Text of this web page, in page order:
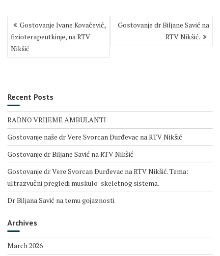
Post
navigation
Gostovanje Ivane Kovačević,
fizioterapeutkinje, na RTV
Nikšić
Gostovanje dr Biljane Savić na
RTV Nikšić.
Recent Posts
RADNO VRIJEME AMBULANTI
Gostovanje naše dr Vere Svorcan Ðurđevac na RTV Nikšić
Gostovanje dr Biljane Savić na RTV Nikšić
Gostovanje dr Vere Svorcan Ðurđevac na RTV Nikšić. Tema:
ultrazvučni pregledi muskulo-skeletnog sistema.
Dr Biljana Savić na temu gojaznosti
Archives
March 2026